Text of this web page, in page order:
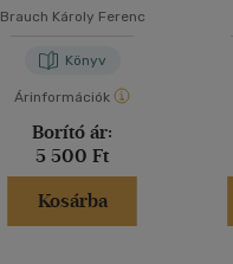
Brauch Károly Ferenc
Könyv
Árinformációk
Borító ár:
5 500 Ft
Kosárba